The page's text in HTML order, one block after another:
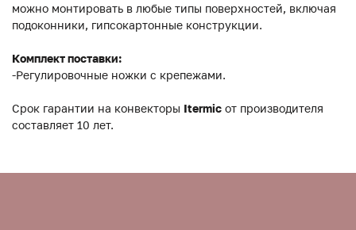
можно монтировать в любые типы поверхностей, включая
подоконники, гипсокартонные конструкции.
Комплект поставки:
-Регулировочные ножки с крепежами.
Срок гарантии на конвекторы Itermic от производителя
составляет 10 лет.